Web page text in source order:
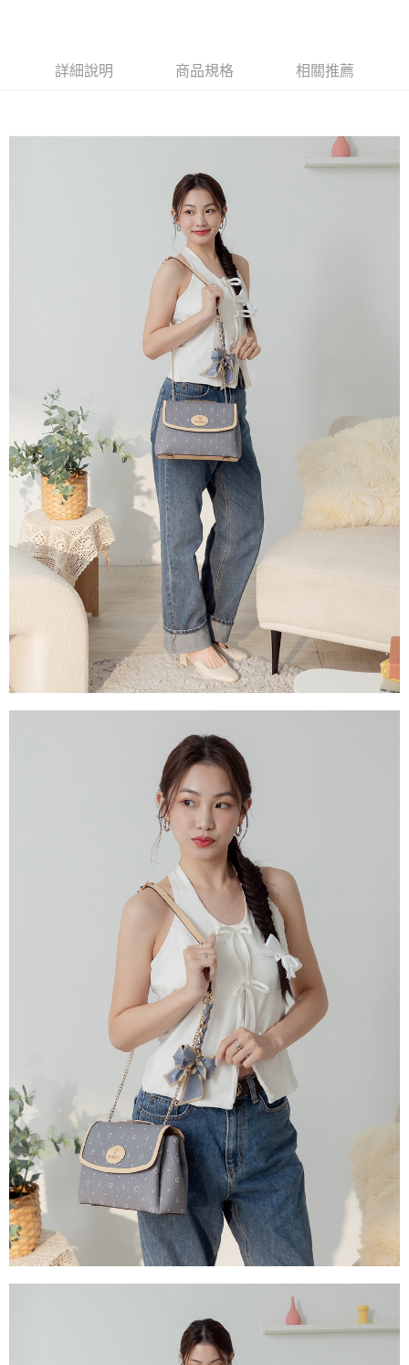
醒簡訊。
【注意事項】
1.本服務係由「台灣大哥大股份有限公司」（以下簡稱本公司）所提供，讓
用戶於交易時，得透過本服務購買商品或服務，並由商店將買賣／分期付款
買賣價金債權讓與本公司後，依約使用本公司帳單繳交帳款。
2.基於同意付款使用「大哥付你分期」之契約關係目的，商店將以您的個人
資料（包含姓名、電話或地址）提供予台灣大哥大進項蒐集、處理及利用，
由本公司與您本人進行分期帳單所需資料之確認、核對及更正。
3.完整用戶服務條款，請詳閱以下連結： https://oppay.tw/userRule
１．於結帳方式選擇「AFTEE先享後付」後，將跳轉至「AFTEE先享後付」
※ 請注意：結帳手續完成當下不需立刻繳費，但若您需要取消訂單，請聯絡
購買商品的店家。未經商家同意取消之訂單仍視為有效，需透過AFTEE先享
※ 交易是否成功請以「AFTEE先享後付 」之結帳頁面顯示為準，若有關於
是否繳費成功／繳費後需取消欲退款等相關疑問，請聯繫「AFTEE先享後付
https://netprotections.freshdesk.com/support/home
１．透過由恩沛科技股份有限公司提供之「AFTEE先享後付」服務完成之交
易，需依本服務之必要範圍內提供個人資料，並將交易相關給付款項請求債
權轉讓予恩沛科技股份有限公司。
２．關於個人資料處理事宜，請瀏覽以下網址：
https://aftee.tw/terms/#terms3
３．未成年的使用者請事先徵得法定代理人或監護人之同意方可使用
「AFTEE先享後付」，若未經同意申辦者引起之損失，本公司不負相關責
任。
４．使用「AFTEE先享後付」時，將依據個別帳號之用戶狀況，依本公司即
時審查核予不同之上限額度；若仍有額度不足之情形，本公司將視審查結果
請求用戶進行身份認證。
５．嚴禁一人註冊多個帳號或使用他人資訊註冊。若發現惡意使用之情形，
恩沛科技股份有限公司將有權停止該用戶之使用額度並採取法律行動。
每筆NT$60，滿NT$2,000(含以上)免運費
每筆NT$60，滿NT$2,000(含以上)免運費
每筆NT$60，滿NT$2,000(含以上)免運費
宅配_離島
每筆NT$100
詳細說明 商品規格 相關推薦